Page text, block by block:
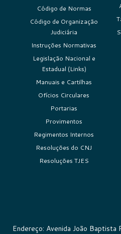
Código de Normas
Código de Organização
Judiciária
Instruções Normativas
Legislação Nacional e
Estadual (Links)
Manuais e Cartilhas
Ofícios Circulares
Portarias
Provimentos
Regimentos Internos
Resoluções do CNJ
Resoluções TJES
Endereço: Avenida João